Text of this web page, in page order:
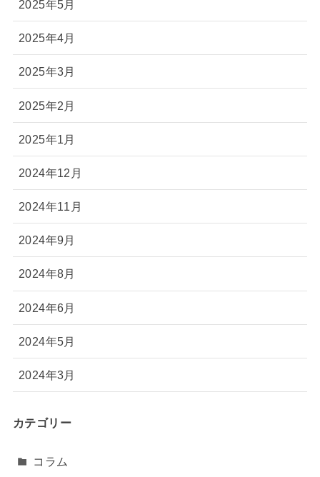
2025年5月
2025年4月
2025年3月
2025年2月
2025年1月
2024年12月
2024年11月
2024年9月
2024年8月
2024年6月
2024年5月
2024年3月
カテゴリー
コラム